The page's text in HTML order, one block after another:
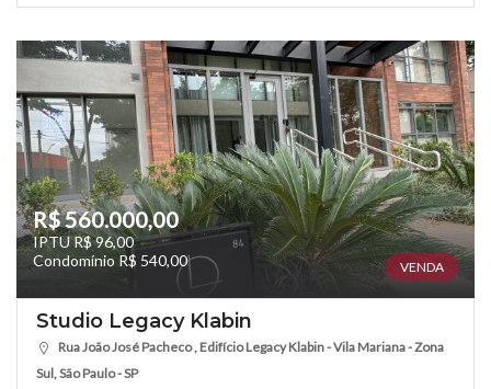
R$ 560.000,00
IPTU R$ 96,00
Condomínio R$ 540,00
VENDA
Studio Legacy Klabin
Rua João José Pacheco , Edifício Legacy Klabin - Vila Mariana - Zona
Sul, São Paulo - SP